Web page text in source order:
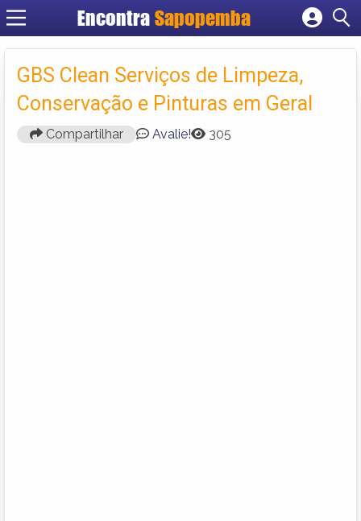
Encontra Sapopemba
Cadastrar empresa
Criar conta
GBS Clean Serviços de Limpeza,
Conservação e Pinturas em Geral
Compartilhar Avalie! 305